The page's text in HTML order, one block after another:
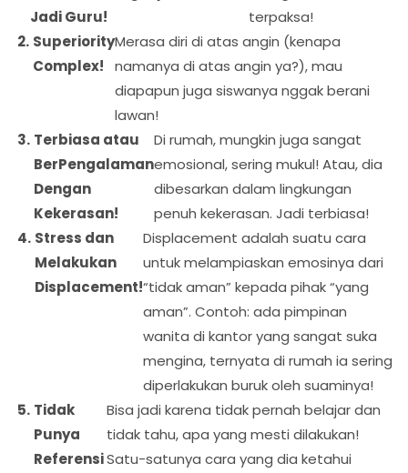
Jadi Guru!
terpaksa!
Superiority
Complex!
Merasa diri di atas angin (kenapa
namanya di atas angin ya?), mau
diapapun juga siswanya nggak berani
lawan!
Terbiasa atau
BerPengalaman
Dengan
Kekerasan!
Di rumah, mungkin juga sangat
emosional, sering mukul! Atau, dia
dibesarkan dalam lingkungan
penuh kekerasan. Jadi terbiasa!
Stress dan
Melakukan
Displacement!
Displacement adalah suatu cara
untuk melampiaskan emosinya dari
“tidak aman” kepada pihak “yang
aman”. Contoh: ada pimpinan
wanita di kantor yang sangat suka
mengina, ternyata di rumah ia sering
diperlakukan buruk oleh suaminya!
Tidak
Punya
Referensi
Bisa jadi karena tidak pernah belajar dan
tidak tahu, apa yang mesti dilakukan!
Satu-satunya cara yang dia ketahui